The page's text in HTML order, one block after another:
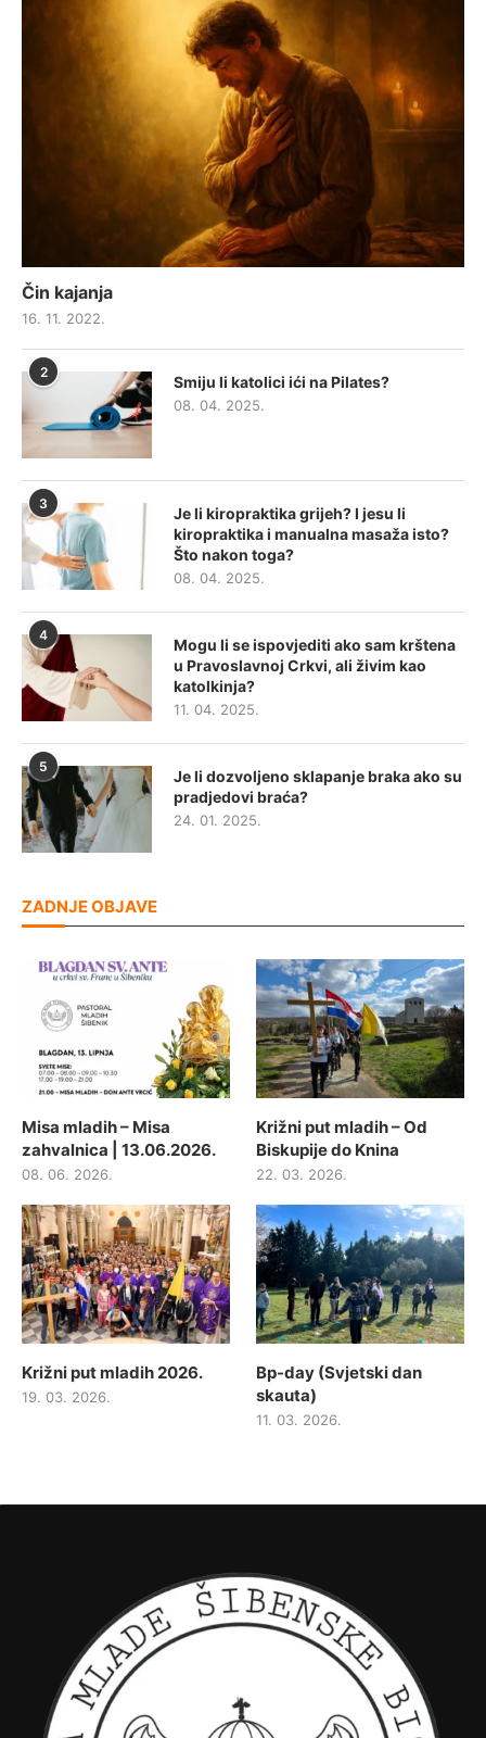
Čin kajanja
16. 11. 2022.
2
Smiju li katolici ići na Pilates?
08. 04. 2025.
3
Je li kiropraktika grijeh? I jesu li
kiropraktika i manualna masaža isto?
Što nakon toga?
08. 04. 2025.
4
Mogu li se ispovjediti ako sam krštena
u Pravoslavnoj Crkvi, ali živim kao
katolkinja?
11. 04. 2025.
5
Je li dozvoljeno sklapanje braka ako su
pradjedovi braća?
24. 01. 2025.
ZADNJE OBJAVE
Misa mladih – Misa
zahvalnica | 13.06.2026.
08. 06. 2026.
Križni put mladih – Od
Biskupije do Knina
22. 03. 2026.
Križni put mladih 2026.
19. 03. 2026.
Bp-day (Svjetski dan
skauta)
11. 03. 2026.